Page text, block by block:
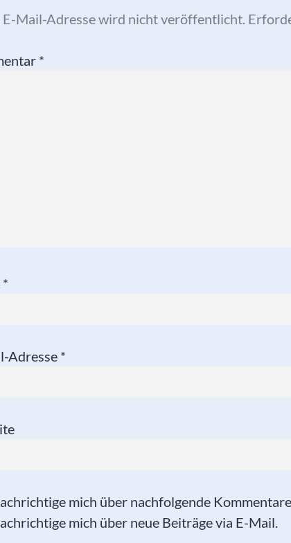
E-Mail-Adresse wird nicht veröffentlicht.
*
*
Adresse *
mich über nachfolgende
mich über neue Beiträge via E-Mail.